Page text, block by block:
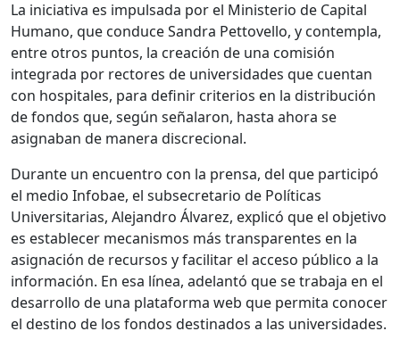
La iniciativa es impulsada por el Ministerio de Capital
Humano, que conduceSandra Pettovello, y contempla,
entre otros puntos, la creación de una comisión
integrada por rectores de universidades que cuentan
con hospitales, para definir criterios en la distribución
de fondos que, según señalaron, hasta ahora se
asignaban de manera discrecional.
Durante un encuentro con la prensa, del que participó
el medio Infobae, el subsecretario de Políticas
Universitarias, Alejandro Álvarez, explicó que el objetivo
es establecer mecanismos más transparentes en la
asignación de recursos y facilitar el acceso público a la
información. En esa línea, adelantó que se trabaja en el
desarrollo de una plataforma web que permita conocer
el destino de los fondos destinados a las universidades.